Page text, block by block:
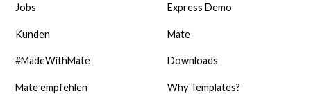
Jobs
Kunden
#MadeWithMate
Mate empfehlen
Express Demo
Mate
Downloads
Why Templates?